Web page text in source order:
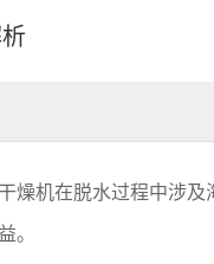
燥机在脱水过程中涉
。